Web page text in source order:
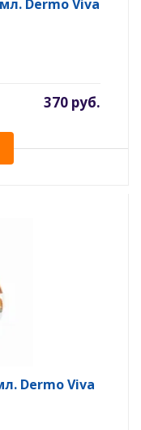
Dermo Viva
370 руб.
Dermo Viva